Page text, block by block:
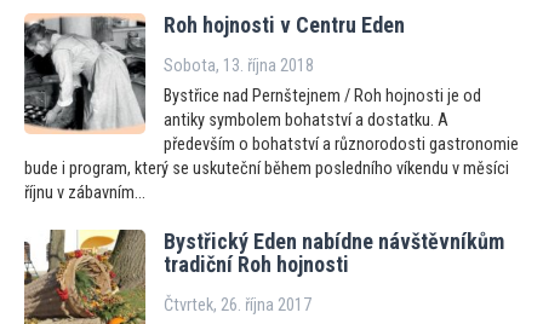
Roh hojnosti v Centru Eden
Sobota, 13. října 2018
Bystřice nad Pernštejnem / Roh hojnosti je od
antiky symbolem bohatství a dostatku. A
především o bohatství a různorodosti gastronomie
bude i program, který se uskuteční během posledního víkendu v měsíci
říjnu v zábavním...
Bystřický Eden nabídne návštěvníkům
tradiční Roh hojnosti
Čtvrtek, 26. října 2017